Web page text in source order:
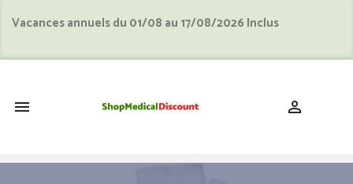
Vacances annuels du 01/08 au 17/08/2026 Inclus
 